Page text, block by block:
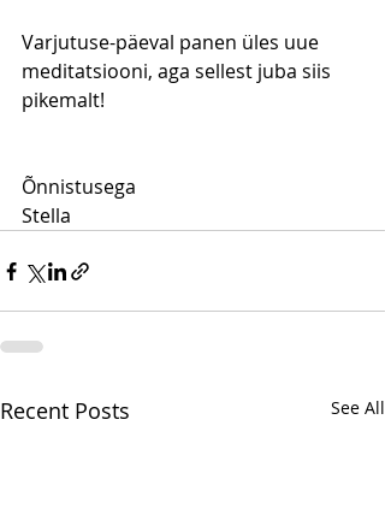
Varjutuse-päeval panen üles uue
meditatsiooni, aga sellest juba siis
pikemalt!
Õnnistusega
Stella
Recent Posts See All